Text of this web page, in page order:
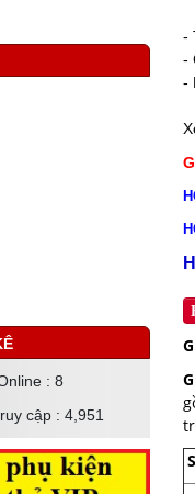
: 8
cập : 4,951
-
-
-